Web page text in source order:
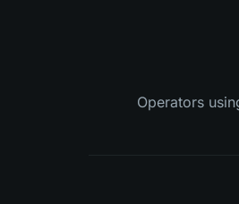
Operators